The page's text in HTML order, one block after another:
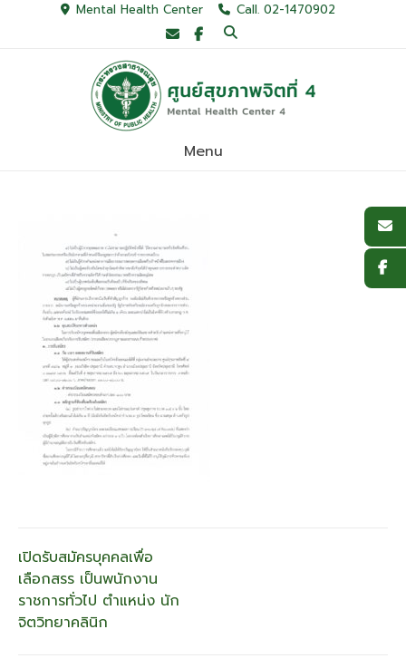
Mental Health Center Call. 02-1470902
Menu
แนะแนว
เรื่อง
เปิดรับสมัครบุคคลเพื่อ
เลือกสรร เป็นพนักงาน
ราชการทั่วไป ตำแหน่ง นัก
จิตวิทยาคลินิก